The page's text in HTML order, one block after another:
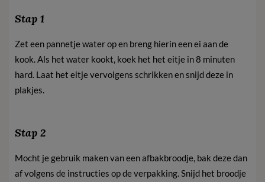
Stap 1
Zet een pannetje water op en breng hierin een ei aan de
kook. Als het water kookt, koek het het eitje in 8 minuten
hard. Laat het eitje vervolgens schrikken en snijd deze in
plakjes.
Stap 2
Mocht je gebruik maken van een afbakbroodje, bak deze dan
af volgens de instructies op de verpakking. Snijd het broodje